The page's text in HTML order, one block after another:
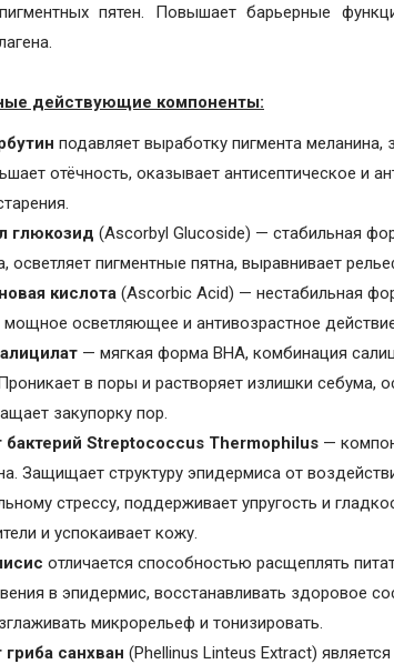
пятен. Повышает барьерные
действующие компоненты:
подавляет выработку пигмента меланина,
отёчность, оказывает антисептическое и
глюкозид (Ascorbyl Glucoside) — стабильная
осветляет пигментные пятна, выравнивает
кислота (Ascorbic Acid) — нестабильная
мощное осветляющее и антивозрастное
— мягкая форма BHA, комбинация
в поры и растворяет излишки себума,
закупорку пор.
Streptococcus Thermophilus —
Защищает структуру эпидермиса от
стрессу, поддерживает упругость и
и успокаивает кожу.
отличается способностью расщеплять
в эпидермис, восстанавливать здоровое
микрорельеф и тонизировать.
гриба санхван (Phellinus Linteus Extract)